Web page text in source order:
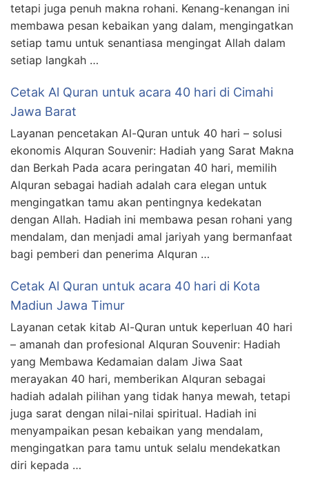
tetapi juga penuh makna rohani. Kenang-kenangan ini
membawa pesan kebaikan yang dalam, mengingatkan
setiap tamu untuk senantiasa mengingat Allah dalam
setiap langkah …
Cetak Al Quran untuk acara 40 hari di Cimahi
Jawa Barat
Layanan pencetakan Al-Quran untuk 40 hari – solusi
ekonomis Alquran Souvenir: Hadiah yang Sarat Makna
dan Berkah Pada acara peringatan 40 hari, memilih
Alquran sebagai hadiah adalah cara elegan untuk
mengingatkan tamu akan pentingnya kedekatan
dengan Allah. Hadiah ini membawa pesan rohani yang
mendalam, dan menjadi amal jariyah yang bermanfaat
bagi pemberi dan penerima Alquran …
Cetak Al Quran untuk acara 40 hari di Kota
Madiun Jawa Timur
Layanan cetak kitab Al-Quran untuk keperluan 40 hari
– amanah dan profesional Alquran Souvenir: Hadiah
yang Membawa Kedamaian dalam Jiwa Saat
merayakan 40 hari, memberikan Alquran sebagai
hadiah adalah pilihan yang tidak hanya mewah, tetapi
juga sarat dengan nilai-nilai spiritual. Hadiah ini
menyampaikan pesan kebaikan yang mendalam,
mengingatkan para tamu untuk selalu mendekatkan
diri kepada …